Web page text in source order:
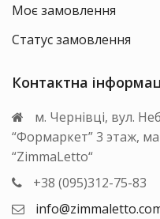
Моє замовлення
Статус замовлення
Контактна
м. Чернівці, вул.
“Формаркет” 3 этаж,
“ZimmaLetto“
+38 (095)312-75-83